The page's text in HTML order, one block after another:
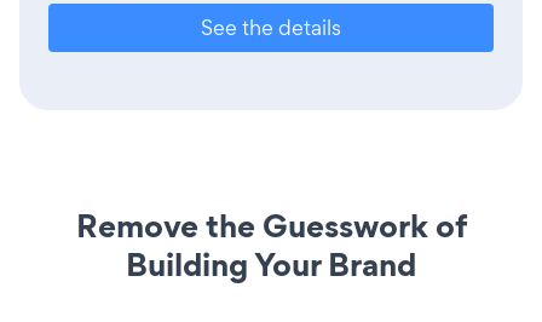
See the details
Remove the Guesswork of
Building Your Brand